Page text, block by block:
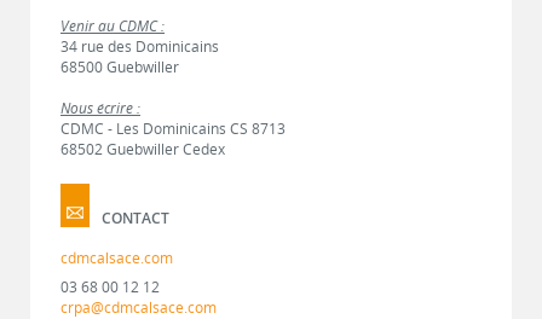
Venir au CDMC :
34 rue des Dominicains
68500 Guebwiller
Nous écrire :
CDMC - Les Dominicains CS 8713
68502 Guebwiller Cedex
CONTACT
cdmcalsace.com
03 68 00 12 12
crpa@cdmcalsace.com